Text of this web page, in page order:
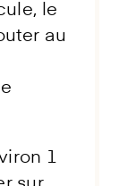
le
au
1